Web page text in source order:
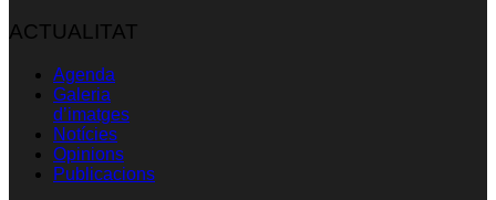
ACTUALITAT
Agenda
Galeria
d’imatges
Notícies
Opinions
Publicacions